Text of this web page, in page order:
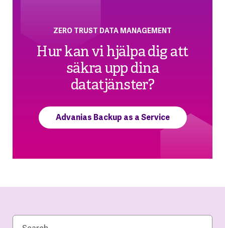
ZERO TRUST DATA MANAGEMENT
Hur kan vi hjälpa dig att
säkra upp dina
datatjänster?
Advanias Backup as a Service